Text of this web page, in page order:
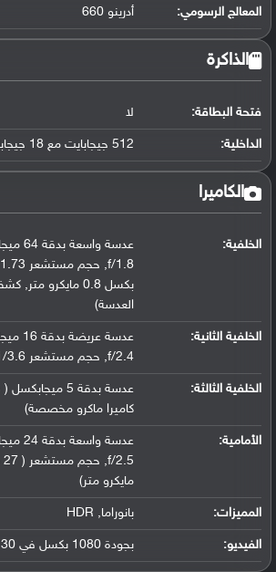
المعالج الرسومي: أدرينو 660
الذاكرة
فتحة البطاقة: لا
الداخلية: 512 جيجابايت مع 18 جيجابايت رام UFS 3.1
الكاميرا
الخلفية:
عدسة
بكسل 0.8 مايكرو
العدسة)
الخلفية الثانية:
عدسة
f/2.4, حجم مستشعر 1/3.6" ( 125˚ )( 11 ملم ))
الخلفية الثالثة:
كاميرا ماكرو مخصصة)
الأمامية:
عدسة
مايكرو متر)
المميزات: بانوراما, HDR
الفيديو: بجودة 1080 بكسل في 30 أو إطار في الثانية